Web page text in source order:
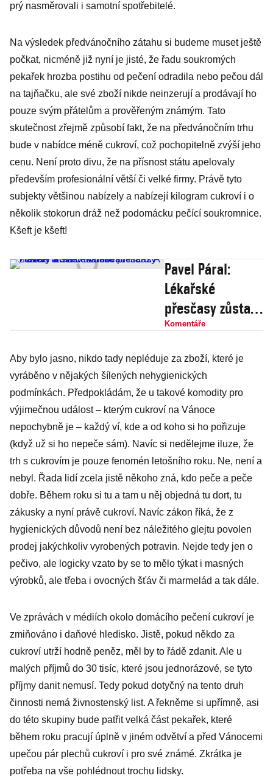
prý nasměrovali i samotní spotřebitelé.
Na výsledek předvánočního zátahu si budeme muset ještě
počkat, nicméně již nyní je jisté, že řadu soukromých
pekařek hrozba postihu od pečení odradila nebo pečou dál
na tajňačku, ale své zboží nikde neinzerují a prodávají ho
pouze svým přátelům a prověřeným známým. Tato
skutečnost zřejmě způsobí fakt, že na předvánočním trhu
bude v nabídce méně cukroví, což pochopitelně zvýší jeho
cenu. Není proto divu, že na přísnost státu apelovaly
především profesionální větší či velké firmy. Právě tyto
subjekty většinou nabízely a nabízejí kilogram cukroví i o
několik stokorun dráž než podomácku pečící soukromnice.
Kšeft je kšeft!
Pavel Páral:
Lékařské
přesčasy zůstaly
a stálo to deset
nic
nereformovat!
Komentáře
Aby bylo jasno, nikdo tady nepléduje za zboží, které je
vyráběno v nějakých šílených nehygienických
podmínkách. Předpokládám, že u takové komodity pro
výjimečnou událost – kterým cukroví na Vánoce
nepochybně je – každý ví, kde a od koho si ho pořizuje
(když už si ho nepeče sám). Navíc si nedělejme iluze, že
trh s cukrovím je pouze fenomén letošního roku. Ne, není a
nebyl. Řada lidí zcela jistě někoho zná, kdo peče a peče
dobře. Během roku si tu a tam u něj objedná tu dort, tu
zákusky a nyní právě cukroví. Navíc zákon říká, že z
hygienických důvodů není bez náležitého glejtu povolen
prodej jakýchkoliv vyrobených potravin. Nejde tedy jen o
pečivo, ale logicky vzato by se to mělo týkat i masných
výrobků, ale třeba i ovocných šťáv či marmelád a tak dále.
Ve zprávách v médiích okolo domácího pečení cukroví je
zmiňováno i daňové hledisko. Jistě, pokud někdo za
cukroví utrží hodně peněz, měl by to řádě zdanit. Ale u
malých příjmů do 30 tisíc, které jsou jednorázové, se tyto
příjmy danit nemusí. Tedy pokud dotyčný na tento druh
činnosti nemá živnostenský list. A řekněme si upřímně, asi
do této skupiny bude patřit velká část pekařek, které
během roku pracují úplně v jiném odvětví a před Vánocemi
upečou pár plechů cukroví i pro své známé. Zkrátka je
potřeba na vše pohlédnout trochu lidsky.